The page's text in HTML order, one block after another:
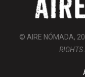
© AIRE NÓMADA,
RIGHTS